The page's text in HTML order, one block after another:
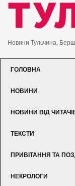
Новини Тульчина,
ГОЛОВНА
НОВИНИ
НОВИНИ ВІД
ТЕКСТИ
ПРИВІТАННЯ ТА
НЕКРОЛОГИ